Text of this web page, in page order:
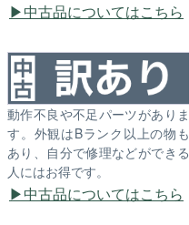
中古品についてはこちら
動作不良や不足パーツがありま
す。外観はBランク以上の物も
あり、自分で修理などができる
人にはお得です。
中古品についてはこちら